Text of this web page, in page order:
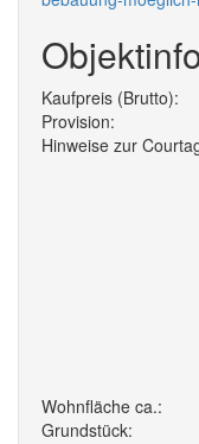
Kaufpreis (Brutto):
Provision:
Hinweise zur
Wohnfläche ca.:
Grundstück: